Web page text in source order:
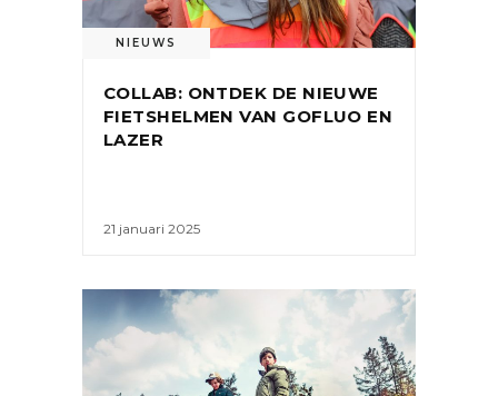
NIEUWS
COLLAB: ONTDEK DE NIEUWE
FIETSHELMEN VAN GOFLUO EN
LAZER
21 januari 2025